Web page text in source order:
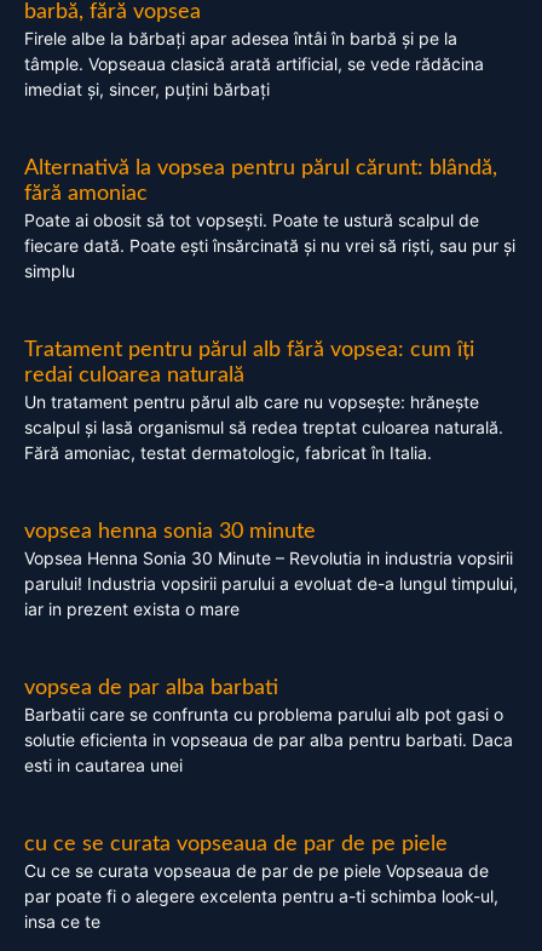
barbă, fără vopsea
Firele albe la bărbați apar adesea întâi în barbă și pe la
tâmple. Vopseaua clasică arată artificial, se vede rădăcina
imediat și, sincer, puțini bărbați
Alternativă la vopsea pentru părul cărunt: blândă,
fără amoniac
Poate ai obosit să tot vopsești. Poate te ustură scalpul de
fiecare dată. Poate ești însărcinată și nu vrei să riști, sau pur și
simplu
Tratament pentru părul alb fără vopsea: cum îți
redai culoarea naturală
Un tratament pentru părul alb care nu vopsește: hrănește
scalpul și lasă organismul să redea treptat culoarea naturală.
Fără amoniac, testat dermatologic, fabricat în Italia.
vopsea henna sonia 30 minute
Vopsea Henna Sonia 30 Minute – Revolutia in industria vopsirii
parului! Industria vopsirii parului a evoluat de-a lungul timpului,
iar in prezent exista o mare
vopsea de par alba barbati
Barbatii care se confrunta cu problema parului alb pot gasi o
solutie eficienta in vopseaua de par alba pentru barbati. Daca
esti in cautarea unei
cu ce se curata vopseaua de par de pe piele
Cu ce se curata vopseaua de par de pe piele Vopseaua de
par poate fi o alegere excelenta pentru a-ti schimba look-ul,
insa ce te